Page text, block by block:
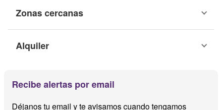
Zonas cercanas
Alquiler
Recibe alertas por email
Déjanos tu email y te avisamos cuando tengamos